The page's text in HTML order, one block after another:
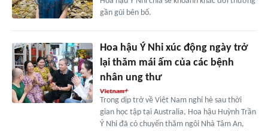
gần gũi bên bố.
Hoa hậu Ý Nhi xúc động ngày trở
lại thăm mái ấm của các bệnh
nhân ung thư
Trong dịp trở về Việt Nam nghỉ hè sau thời
gian học tập tại Australia, Hoa hậu Huỳnh Trần
Ý Nhi đã có chuyến thăm ngôi Nhà Tâm An,